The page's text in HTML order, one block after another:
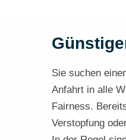
Sie suchen
Anfahrt in alle
Fairness.
Verstopfung